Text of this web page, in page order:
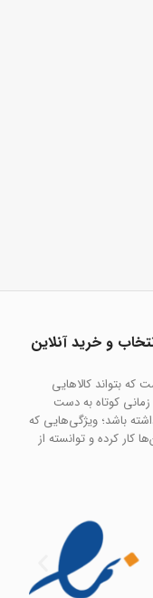
و خرید آنلاین
بتواند کالاهایی
کوتاه به دست
باشد؛ ویژگی‌هایی که
کار کرده و توانسته از